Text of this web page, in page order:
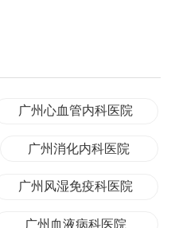
广州心血管内科医院
广州消化内科医院
广州风湿免疫科医院
广州血液病科医院